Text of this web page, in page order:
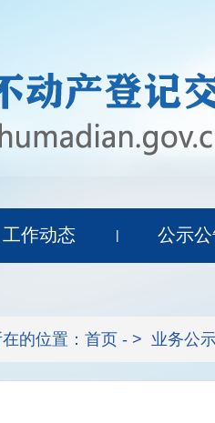
工作动态 | 公示
的位置：首页 - > 业务公